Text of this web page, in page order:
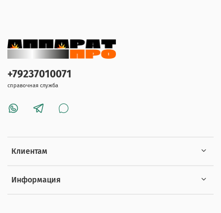
Клиентам
Информация
+79237010071
справочная служба